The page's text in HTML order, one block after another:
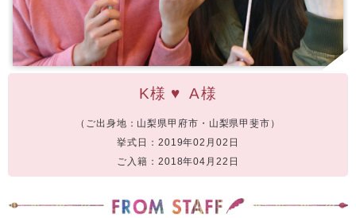
K様 ♥ A様
（ご出身地：山梨県甲府市・山梨県甲斐市）
挙式日：2019年02月02日
ご入籍：2018年04月22日